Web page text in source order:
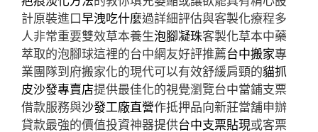
計原裝進口早洩吃什麼過詳細評估與客製化療程多
人非常重要雙效草本養生泡腳凝珠客製化草本中藥
萃取的泡腳球這裡的台中網友好評推薦台中搬家專
業團隊到府搬家化的現代可以有效舒緩肩頸的貓抓
皮沙發專賣店提供最佳化的視覺瀏覽台中當鋪支票
借款服務與沙發工廠直營作抵押品向新莊當舖申辦
貸款最強的價值投資神器提供台中支票貼現或客票